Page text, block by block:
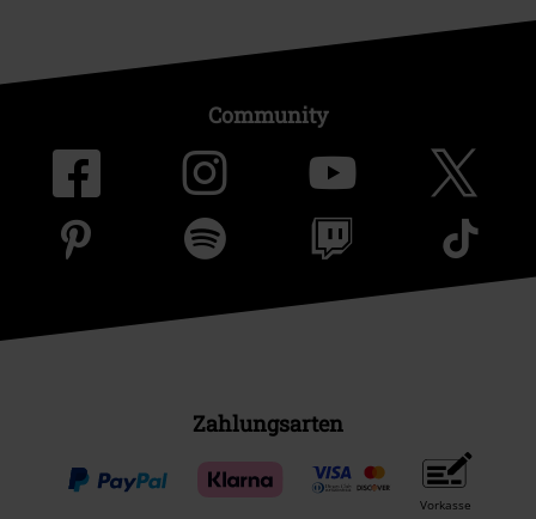
Community
Zahlungsarten
Vorkasse